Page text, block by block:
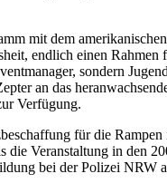
mit dem
endlich einen
sondern
an das
Verfügung.
für die
Veranstaltung in den
bei der Polizei NRW